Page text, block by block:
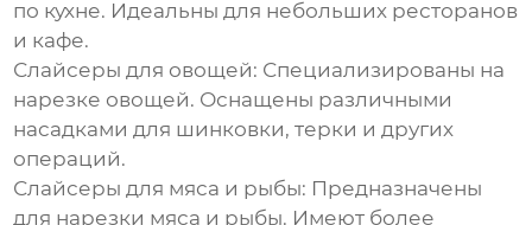
по кухне. Идеальны для небольших ресторанов
и кафе.
Слайсеры для овощей: Специализированы на
нарезке овощей. Оснащены различными
насадками для шинковки, терки и других
операций.
Слайсеры для мяса и рыбы: Предназначены
для нарезки мяса и рыбы. Имеют более